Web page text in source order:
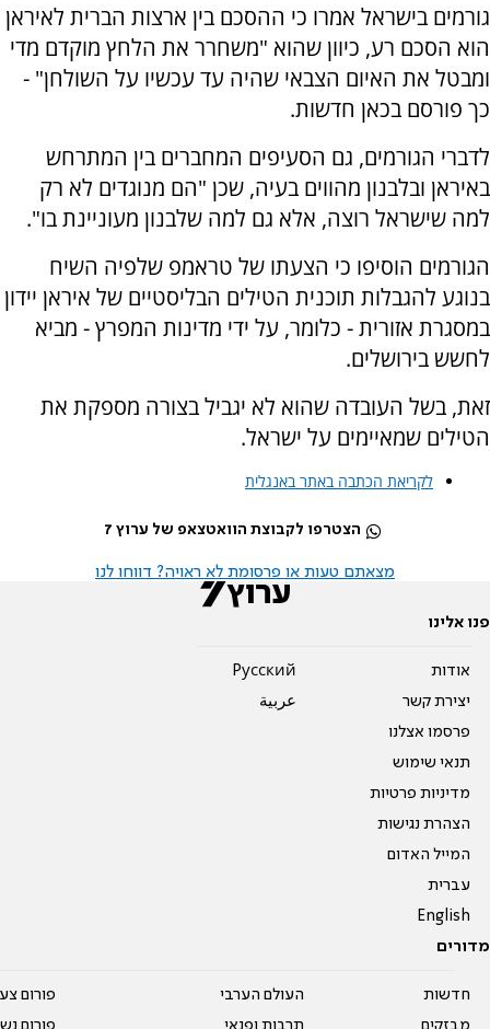
גורמים בישראל אמרו כי ההסכם בין ארצות הברית לאיראן
הוא הסכם רע, כיוון שהוא "משחרר את הלחץ מוקדם מדי
ומבטל את האיום הצבאי שהיה עד עכשיו על השולחן" -
כך פורסם בכאן חדשות.
לדברי הגורמים, גם הסעיפים המחברים בין המתרחש
באיראן ובלבנון מהווים בעיה, שכן "הם מנוגדים לא רק
למה שישראל רוצה, אלא גם למה שלבנון מעוניינת בו".
הגורמים הוסיפו כי הצעתו של טראמפ שלפיה השיח
בנוגע להגבלות תוכנית הטילים הבליסטיים של איראן יידון
במסגרת אזורית - כלומר, על ידי מדינות המפרץ - מביא
לחשש בירושלים.
זאת, בשל העובדה שהוא לא יגביל בצורה מספקת את
הטילים שמאיימים על ישראל.
לקריאת הכתבה באתר באנגלית
הצטרפו לקבוצת הוואטצאפ של ערוץ 7
מצאתם טעות או פרסומת לא ראויה? דווחו לנו
פנו אלינו
אודות
יצירת קשר
פרסמו אצלנו
תנאי שימוש
מדיניות פרטיות
הצהרת נגישות
המייל האדום
עברית
English
Pусский
عربية
מדורים
חדשות
מבזקים
העולם הערבי
תרבות ופנאי
פורום
פורום